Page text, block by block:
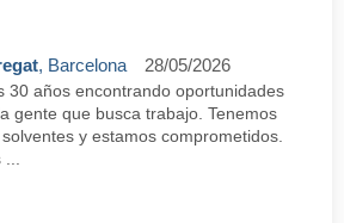
, Barcelona 28/05/2026
30 años encontrando oportunidades
gente que busca trabajo. Tenemos
y estamos comprometidos.